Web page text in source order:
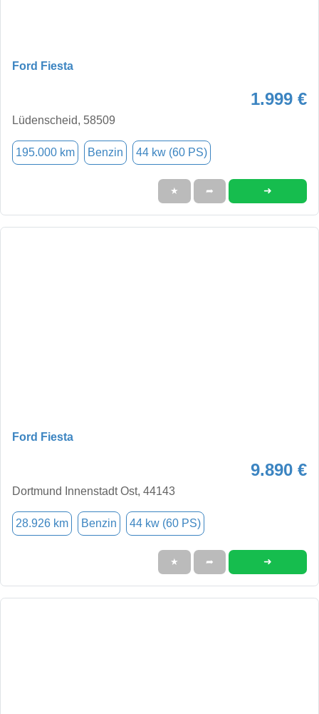
Ford Fiesta
1.999 €
Lüdenscheid, 58509
195.000 km Benzin 44 kw (60 PS)
★ ➦ ➜
Ford Fiesta
9.890 €
Dortmund Innenstadt Ost, 44143
28.926 km Benzin 44 kw (60 PS)
★ ➦ ➜